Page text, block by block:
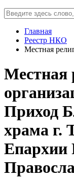
Главная
Реестр НКО
Местная
Местная
Приход
храма г.
Епархии